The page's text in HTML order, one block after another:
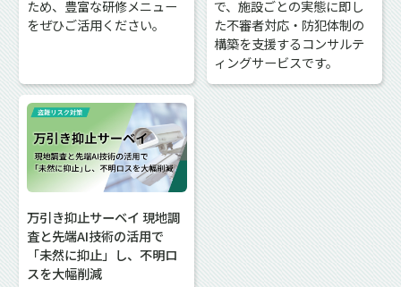
ため、豊富な研修メニュー
をぜひご活用ください。
で、施設ごとの実態に即し
た不審者対応・防犯体制の
構築を支援するコンサルテ
ィングサービスです。
万引き抑止サーベイ 現地調
査と先端AI技術の活用で
「未然に抑止」し、不明ロ
スを大幅削減